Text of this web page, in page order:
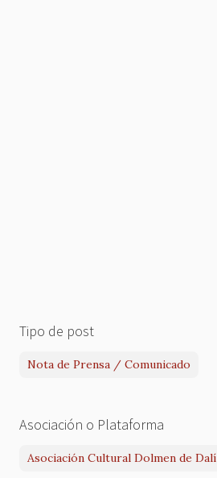
Tipo de post
Nota de Prensa / Comunicado
Asociación o Plataforma
Asociación Cultural Dolmen de Dalí